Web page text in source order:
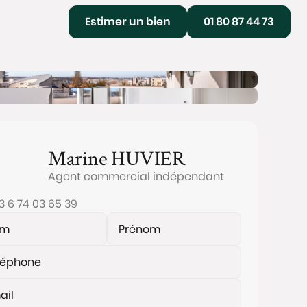
Estimer un bien 01 80 87 44 73
MarineHUVIER
Agent commercial indépendant
6 74 03 65 39